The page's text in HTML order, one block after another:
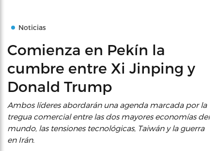
Noticias
Comienza en Pekín la
cumbre entre Xi Jinping y
Donald Trump
Ambos líderes abordarán una agenda marcada por la
tregua comercial entre las dos mayores economías del
mundo, las tensiones tecnológicas, Taiwán y la guerra
en Irán.